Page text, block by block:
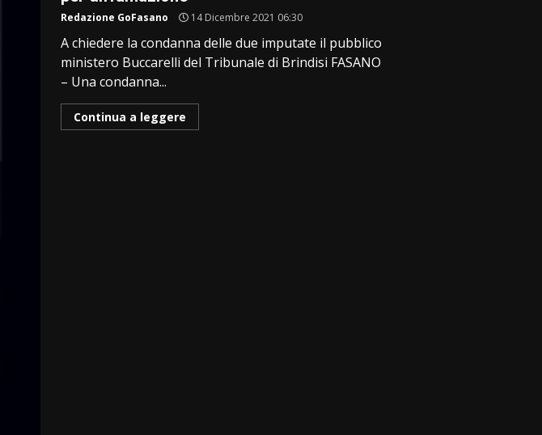
Redazione GoFasano 14 Dicembre 2021 06:30
A chiedere la condanna delle due imputate il pubblico
ministero Buccarelli del Tribunale di Brindisi FASANO
– Una condanna...
Continua a leggere